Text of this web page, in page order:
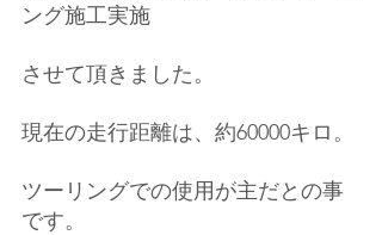
ング施工実施
させて頂きました。
現在の走行距離は、約60000キロ。
ツーリングでの使用が主だとの事
です。